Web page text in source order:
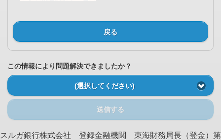
戻る
この情報により問題解決できましたか？
(選択してください)
送信する
スルガ銀行株式会社 登録金融機関 東海財務局長（登金）第